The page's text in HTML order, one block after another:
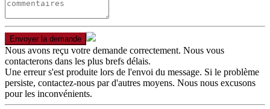
Envoyer la demande
Nous avons reçu votre demande correctement. Nous vous
contacterons dans les plus brefs délais.
Une erreur s'est produite lors de l'envoi du message. Si le problème
persiste, contactez-nous par d'autres moyens. Nous nous excusons
pour les inconvénients.